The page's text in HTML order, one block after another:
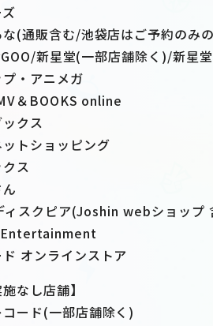
な(通販含む/池袋店はご予約のみ
新星堂(一部店舗除く)/新星
・アニメガ
＆BOOKS online
クス
トショッピング
ス
スクピア(Joshin webショップ
オンラインストア
施なし店舗】
ード(一部店舗除く)